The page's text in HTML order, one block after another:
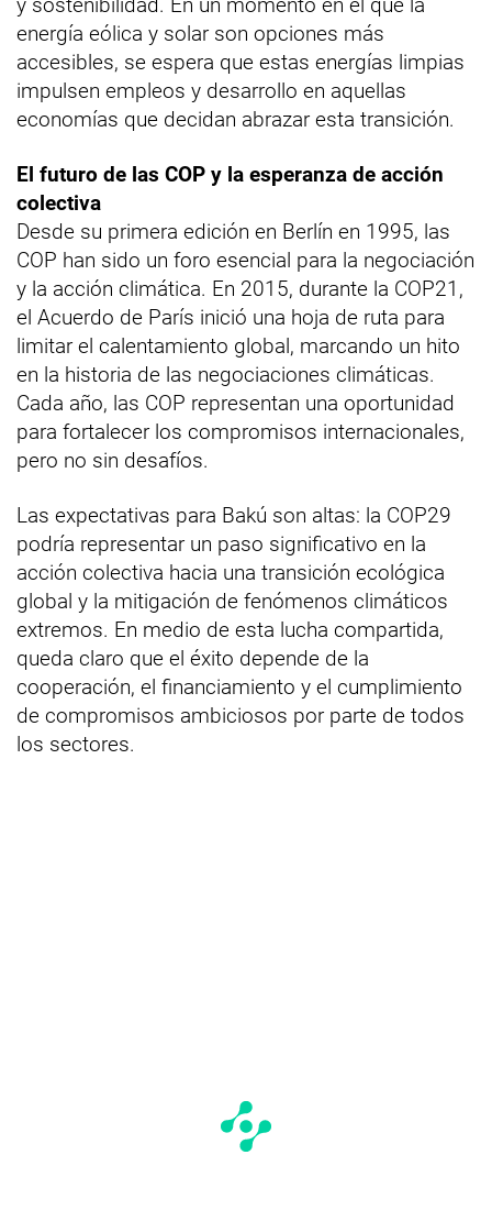
energía eólica y solar son opciones más
accesibles, se espera que estas energías limpias
impulsen empleos y desarrollo en aquellas
economías que decidan abrazar esta transición.
El futuro de las COP y la esperanza de acción
colectiva
Desde su primera edición en Berlín en 1995, las
COP han sido un foro esencial para la negociación
y la acción climática. En 2015, durante la COP21,
el Acuerdo de París inició una hoja de ruta para
limitar el calentamiento global, marcando un hito
en la historia de las negociaciones climáticas.
Cada año, las COP representan una oportunidad
para fortalecer los compromisos internacionales,
pero no sin desafíos.
Las expectativas para Bakú son altas: la COP29
podría representar un paso significativo en la
acción colectiva hacia una transición ecológica
global y la mitigación de fenómenos climáticos
extremos. En medio de esta lucha compartida,
queda claro que el éxito depende de la
cooperación, el financiamiento y el cumplimiento
de compromisos ambiciosos por parte de todos
los sectores.